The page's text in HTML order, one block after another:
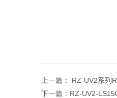
上一篇： RZ-UV2系列
下一篇： RZ-UV2-